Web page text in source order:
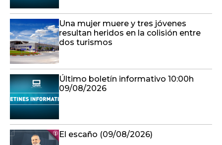
Una mujer muere y tres jóvenes
resultan heridos en la colisión entre
dos turismos
Último boletín informativo 10:00h
09/08/2026
El escaño (09/08/2026)